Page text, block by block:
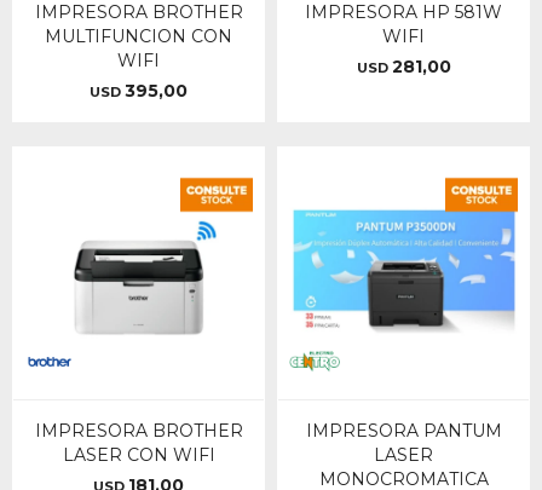
IMPRESORA BROTHER
MULTIFUNCION CON
WIFI
USD 395,00
IMPRESORA HP 581W
WIFI
USD 281,00
IMPRESORA BROTHER
LASER CON WIFI
USD 181,00
IMPRESORA PANTUM
LASER
MONOCROMATICA